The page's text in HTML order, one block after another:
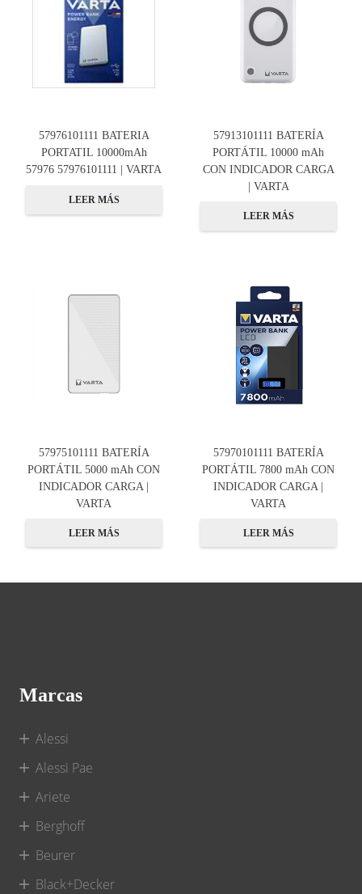
57976101111 BATERIA
PORTATIL 10000mAh
57976 57976101111 | VARTA
LEER MÁS
57913101111 BATERÍA
PORTÁTIL 10000 mAh
CON INDICADOR CARGA
| VARTA
LEER MÁS
57975101111 BATERÍA
PORTÁTIL 5000 mAh CON
INDICADOR CARGA |
VARTA
LEER MÁS
57970101111 BATERÍA
PORTÁTIL 7800 mAh CON
INDICADOR CARGA |
VARTA
LEER MÁS
Marcas
Alessi
Alessi Pae
Ariete
Berghoff
Beurer
Black+Decker